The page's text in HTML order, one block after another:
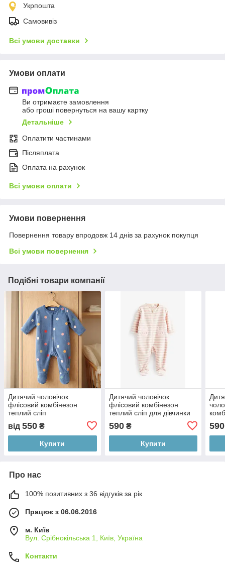
Укрпошта
Самовивіз
Всі умови доставки
Умови оплати
Ви отримаєте замовлення
або гроші повернуться на вашу картку
Детальніше
Оплатити частинами
Післяплата
Оплата на рахунок
Всі умови оплати
Умови повернення
Повернення товару впродовж 14 днів за рахунок покупця
Всі умови повернення
Подібні товари компанії
Дитячий чоловічок
флісовий комбінезон
теплий сліп
від 550 ₴
Купити
Дитячий чоловічок
флісовий комбінезон
теплий сліп для дівчинки
590₴
Купити
590
Про нас
100% позитивних з 36 відгуків за рік
Працює з 06.06.2016
м. Київ
Вул. Срібнокільська 1, Київ, Україна
Контакти